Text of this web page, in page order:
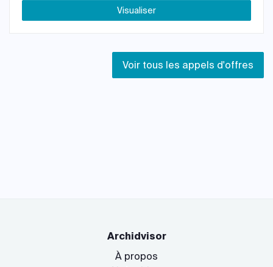
Visualiser
Voir tous les appels d'offres
Archidvisor
À propos